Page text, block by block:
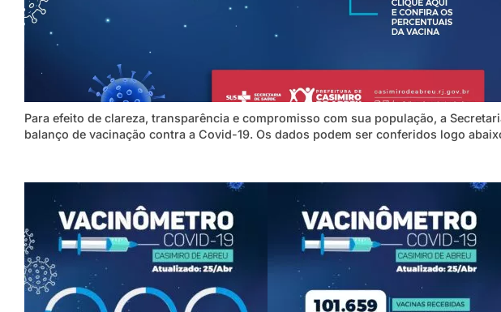
Para efeito de clareza, transparência e compromisso com sua população, a
balanço de vacinação contra a Covid-19. Os dados podem ser conferidos logo